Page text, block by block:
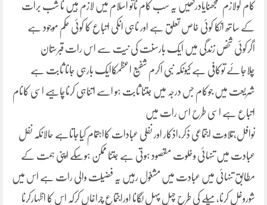
کام کولازم سمجھنایادرکھیں یہ سب کام ناتو اسلام میں لازم ہیں نا شب برات
کے ساتھ انکا کوئی خاص تعلق ہے اور ناہی انکی اتباع کا کوئی حکم موجود ہے
اگرکوئی شخص زندگی میں ایک بارسنت کی نیت سے اس رات قبرستان
چلاجائے توکافی ہے کیونکہ نبی اکرم شفیع اعظمؐکاایک بارہی جانا ثابت ہے
شریعت میں جوکام جس درجہ میں جتنا ثابت ہو اسے اتناہی کرناچاہیے اسی کانام
اتباع ہے اسی طرح اس رات میں
نوافل،تلاوت اجتماعی ذکر،اذکار اور نفلی عبادات کااہتمام کیاجاتاہے حالانکہ نفل
عبادت میں تنہائی وخلوت مقصود ہوتی ہے جتنا ممکن ہوسکے اپنی ہمت کے
مطابق تنہائی میں عبادت میں مشغول رہیں یہ فضیلت والی رات ہے اس میں
شوروغل کرنا,میلے کی طرح چہل پہل لگانا اوراجتماع چراغاں کرکہ اس کا اظہارکرنا